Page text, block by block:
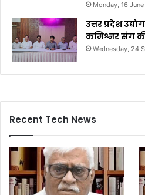
Monday, 16
उत्तर प्रदेश
कमिश्नर संग
Wednesday, 24
Recent Tech News